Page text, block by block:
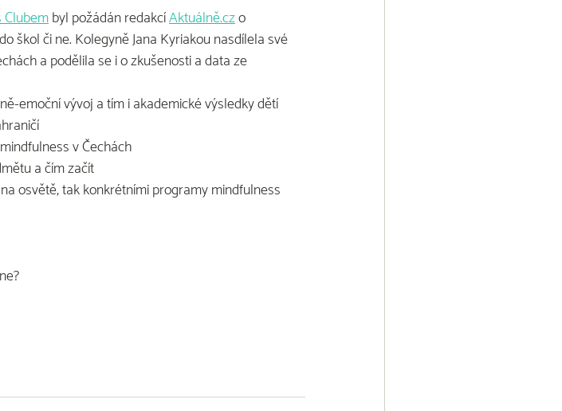
byl požádán redakcí Aktuálně.cz o
škol či ne. Kolegyně Jana Kyriakou nasdílela své
a podělila se i o zkušenosti a data ze
emoční vývoj a tím i akademické výsledky dětí
v Čechách
a čím začít
osvětě, tak konkrétními programy mindfulness